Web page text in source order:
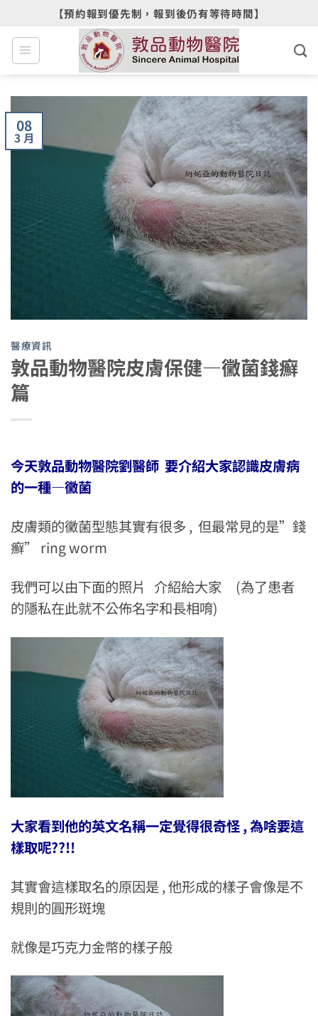
content
【預約報到優先制，報到後仍有等待時間】
08
3 月
醫療資訊
敦品動物醫院皮膚保健—黴菌錢癬
篇
今天敦品動物醫院劉醫師 要介紹大家認識皮膚病
的一種—黴菌
皮膚類的黴菌型態其實有很多 , 但最常見的是”錢
癬” ring worm
我們可以由下面的照片 介紹給大家 (為了患者
的隱私在此就不公佈名字和長相唷)
大家看到他的英文名稱一定覺得很奇怪 , 為啥要這
樣取呢??!!
其實會這樣取名的原因是 , 他形成的樣子會像是不
規則的圓形斑塊
就像是巧克力金幣的樣子般